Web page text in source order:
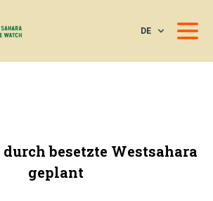
DE
besetzte Westsahara
geplant